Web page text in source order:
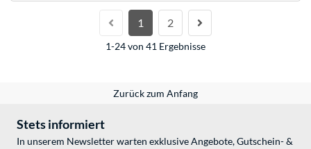
1 2
1-24 von 41 Ergebnisse
Zurück zum Anfang
Stets informiert
In unserem Newsletter warten exklusive Angebote, Gutschein- &